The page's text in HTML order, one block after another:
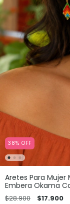
38% OFF
Aretes Para
Embera Okama
$28.900 $17.900